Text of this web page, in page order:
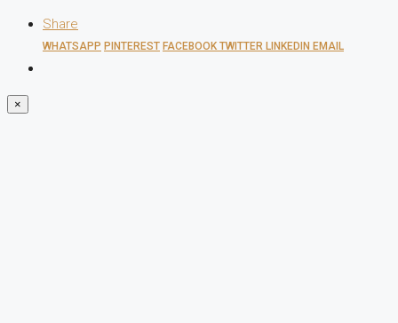
Share
WHATSAPP PINTEREST FACEBOOK TWITTER LINKEDIN EMAIL
×